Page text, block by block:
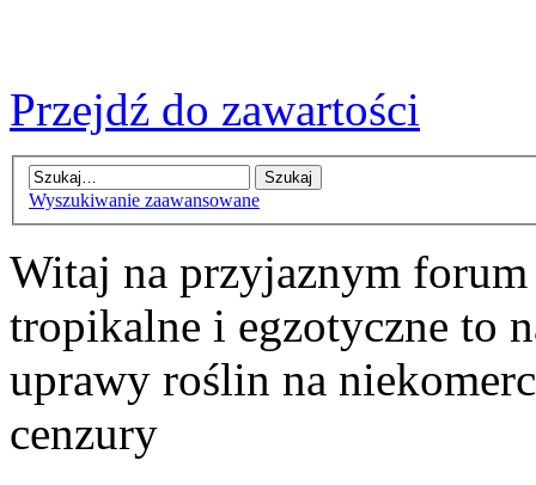
Przejdź do zawartości
Wyszukiwanie zaawansowane
Witaj na przyjaznym
tropikalne i egzotyczne to
uprawy roślin na
cenzury